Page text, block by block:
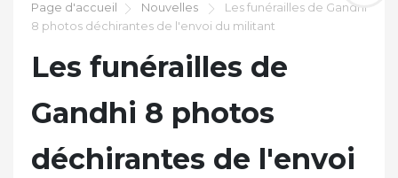
Page d'accueil Nouvelles
Les funérailles de Gandhi
8 photos déchirantes de l'envoi du militant
Les funérailles de
Gandhi 8 photos
déchirantes de l'envoi